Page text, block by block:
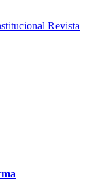
Revista